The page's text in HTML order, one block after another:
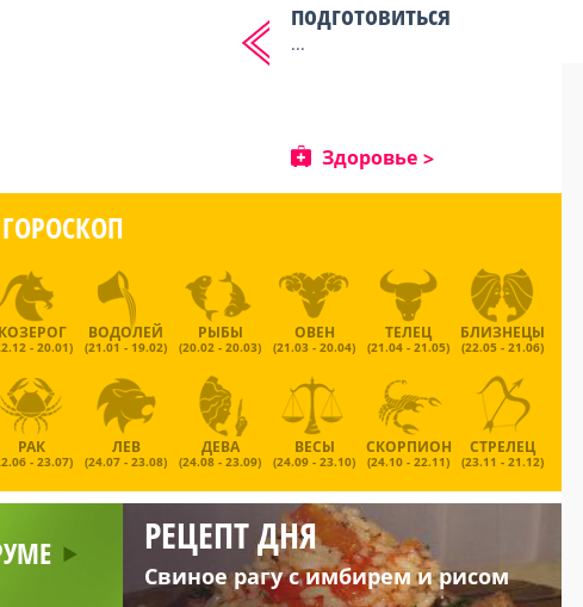
подготовиться
...
Здоровье
ГОРОСКОП
- 20.01)
ВОДОЛЕЙ
(21.01 - 19.02)
РЫБЫ
(20.02 - 20.03)
ОВЕН
(21.03 - 20.04)
ТЕЛЕЦ
(21.04 - 21.05)
БЛИЗНЕЦЫ
(22.05 - 21.06)
РАК
- 23.07)
ЛЕВ
(24.07 - 23.08)
ДЕВА
(24.08 - 23.09)
ВЕСЫ
(24.09 - 23.10)
СКОРПИОН
(24.10 - 22.11)
СТРЕЛЕЦ
(23.11 - 21.12)
РЕЦЕПТ ДНЯ
Свиное рагу с имбирем и рисом